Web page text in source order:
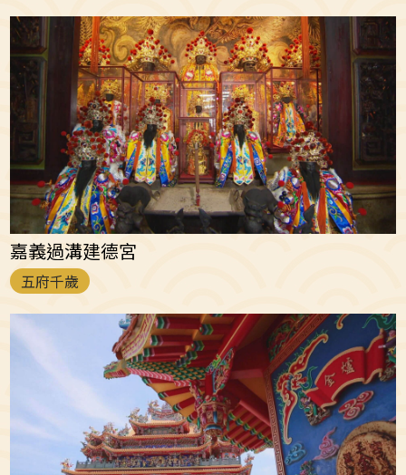
嘉義過溝建德宮
五府千歲